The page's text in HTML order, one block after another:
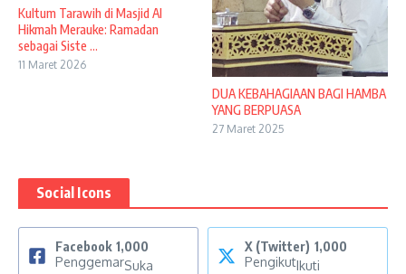
Kultum Tarawih di Masjid Al
Hikmah Merauke: Ramadan
sebagai Siste ...
11 Maret 2026
DUA KEBAHAGIAAN BAGI HAMBA
YANG BERPUASA
27 Maret 2025
Social Icons
Facebook 1,000
PenggemarSuka
X (Twitter) 1,000
PengikutIkuti